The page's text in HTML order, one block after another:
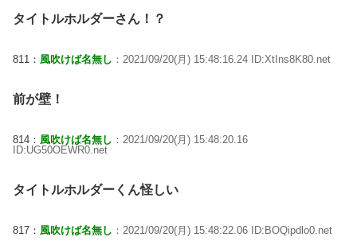
タイトルホルダーさん！？
811： 風吹けば名無し ：2021/09/20(月) 15:48:16.24 ID:XtIns8K80.net
前が壁！
814： 風吹けば名無し ：2021/09/20(月) 15:48:20.16
ID:UG50OEWR0.net
タイトルホルダーくん怪しい
817： 風吹けば名無し ：2021/09/20(月) 15:48:22.06 ID:BOQipdlo0.net